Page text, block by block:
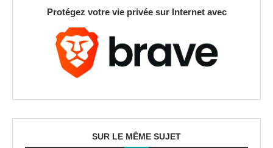
Protégez votre vie privée sur Internet avec
SUR LE MÊME SUJET